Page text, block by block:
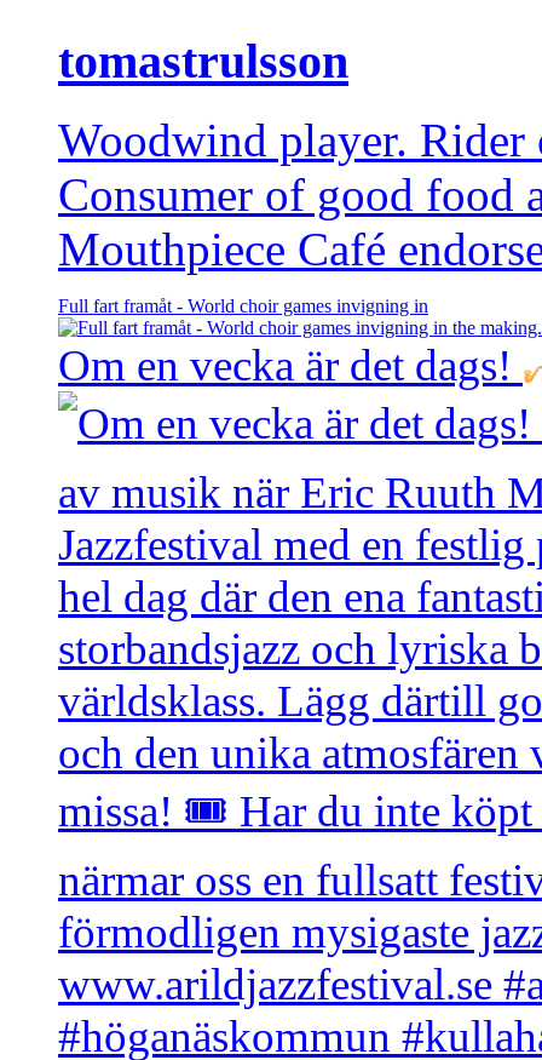
tomastrulsson
Woodwind player.
Consumer of good food
Mouthpiece Café
Full fart framåt - World choir games invigning in
Om en vecka är det dags!